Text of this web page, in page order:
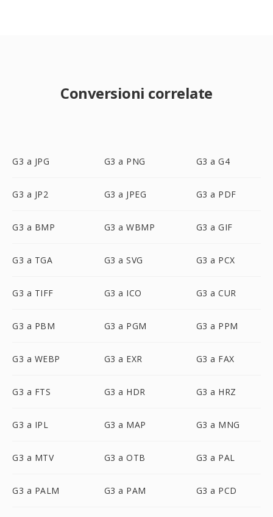
Conversioni correlate
G3 a JPG G3 a PNG G3 a G4
G3 a JP2 G3 a JPEG G3 a PDF
G3 a BMP G3 a WBMP G3 a GIF
G3 a TGA G3 a SVG G3 a PCX
G3 a TIFF G3 a ICO G3 a CUR
G3 a PBM G3 a PGM G3 a PPM
G3 a WEBP G3 a EXR G3 a FAX
G3 a FTS G3 a HDR G3 a HRZ
G3 a IPL G3 a MAP G3 a MNG
G3 a MTV G3 a OTB G3 a PAL
G3 a PALM G3 a PAM G3 a PCD